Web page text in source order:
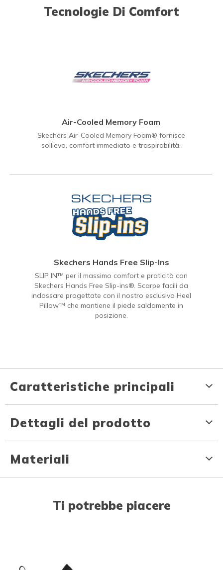
Tecnologie Di Comfort
Air-Cooled Memory Foam
Skechers Air-Cooled Memory Foam® fornisce
sollievo, comfort immediato e traspirabilità.
Skechers Hands Free Slip-Ins
SLIP IN™ per il massimo comfort e praticità con
Skechers Hands Free Slip-ins®. Scarpe facili da
indossare progettate con il nostro esclusivo Heel
Pillow™ che mantiene il piede saldamente in
posizione.
Caratteristiche principali
Dettagli del prodotto
Materiali
Ti potrebbe piacere